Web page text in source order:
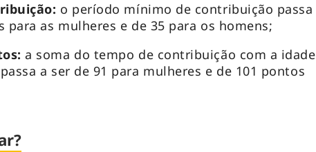
o período mínimo de contribuição passa
para as mulheres e de 35 para os homens;
a soma do tempo de contribuição com a idade
a ser de 91 para mulheres e de 101 pontos